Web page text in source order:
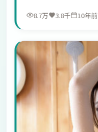
8.7万 3.8千 10年前